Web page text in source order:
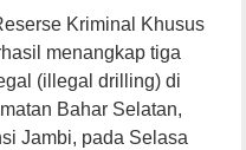
Kriminal Khusus
menangkap tiga
(illegal drilling) di
Bahar Selatan,
Jambi, pada Selasa